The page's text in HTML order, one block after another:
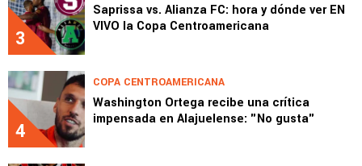
3
Saprissa vs. Alianza FC: hora y dónde ver EN
VIVO la Copa Centroamericana
4
COPA CENTROAMERICANA
Washington Ortega recibe una crítica
impensada en Alajuelense: "No gusta"